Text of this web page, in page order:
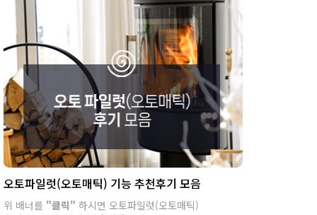
오토파일럿(오토매틱) 기능 추천후기 모음
위 배너를 "클릭" 하시면 오토파일럿(오토매틱)